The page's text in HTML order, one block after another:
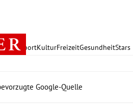
SportKulturFreizeitGesundheitStars
Google-Quelle